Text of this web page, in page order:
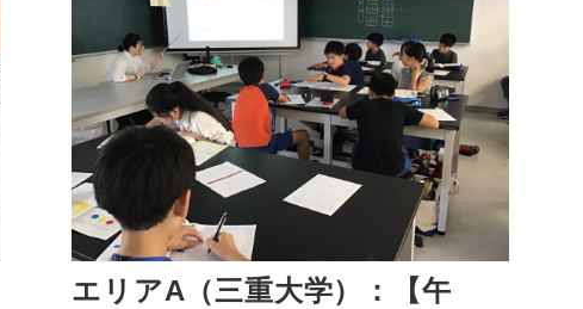
エリアA（三重大学）：【午